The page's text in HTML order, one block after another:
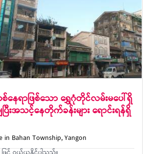
နေရာဖြစ်သော ရွှေဂုံတိုင်လမ်းမပေါ်ရှိ
ပြီးအသင့်နေတိုက်ခန်းများ ရောင်းရန်ရှိ
Bahan Township, Yangon